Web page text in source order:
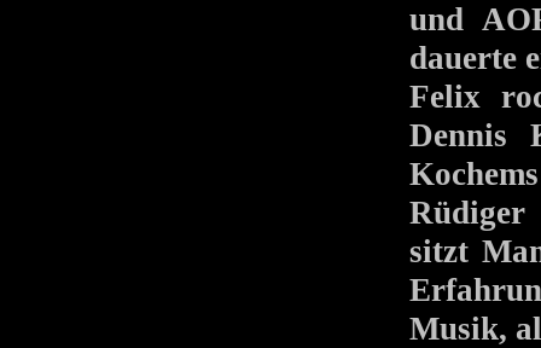
und
dauerte
Felix
Dennis
Rüdiger
sitzt
Musik,